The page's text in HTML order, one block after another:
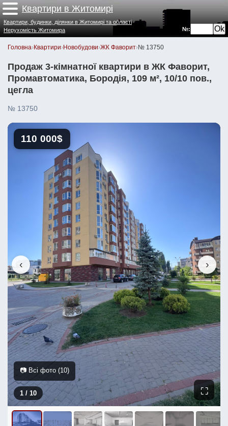
Квартири в Житомирі
№:
Квартири, будинки, ділянки в Житомирі та області
Нерухомість Житомира
Головна›Квартири›Новобудови›ЖК Фаворит›№ 13750
Продаж 3-кімнатної квартири в ЖК Фаворит,
Промавтоматика, Бородія, 109 м², 10/10 пов.,
цегла
№ 13750
‹ ›
110 000$
1 / 10 ⛶
📷 Всі фото (10)